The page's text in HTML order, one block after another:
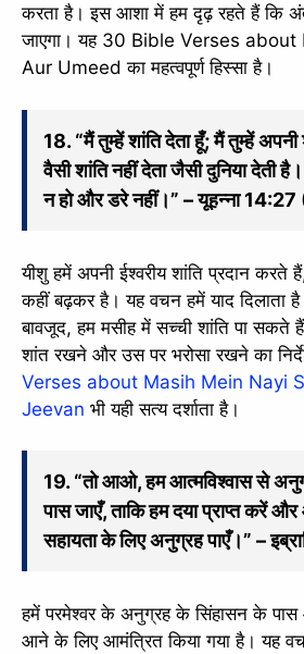
करता है। इस आशा में हम दृढ़ रहते हैं कि
जाएगा। यह 30 Bible Verses
Aur Umeed का महत्वपूर्ण हिस्सा है।
18. “मैं तुम्हें शांति देता हूँ; मैं तुम्हें अपनी
वैसी शांति नहीं देता जैसी दुनिया देती
न हो और डरे नहीं।” – यूहन्ना
यीशु हमें अपनी ईश्वरीय शांति प्रदान करते
कहीं बढ़कर है। यह वचन हमें याद दिलाता
बावजूद, हम मसीह में सच्ची शांति पा सकते
शांत रखने और उस पर भरोसा रखने का
Verses about Masih Mein Nayi
Jeevan भी यही सत्य दर्शाता है।
19. “तो आओ, हम आत्मविश्वास से
पास जाएँ, ताकि हम दया प्राप्त करें
सहायता के लिए अनुग्रह पाएँ।” –
हमें परमेश्वर के अनुग्रह के सिंहासन के पास
आने के लिए आमंत्रित किया गया है। यह